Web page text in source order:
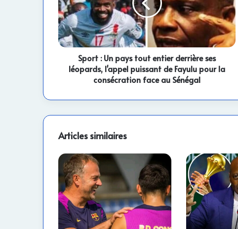
tout
entier
derrière
ses
léopards,
puissant
pour
au
Sport : Un pays tout entier derrière ses
léopards, l'appel puissant de Fayulu pour la
consécration face au Sénégal
Articles similaires